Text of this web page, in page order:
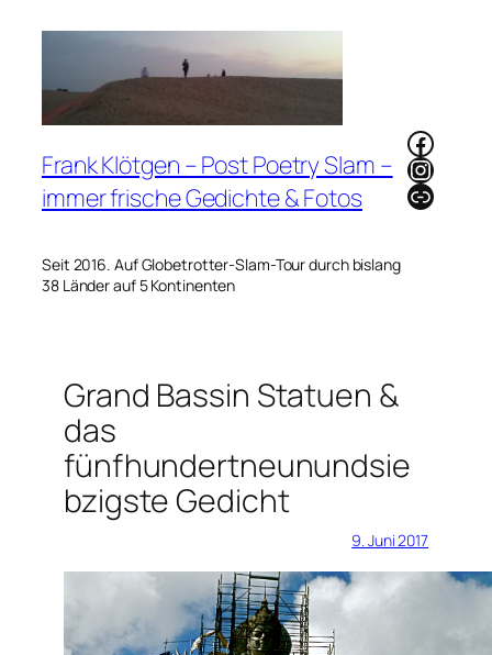
Frank Klötgen – Post Poetry Slam –
immer frische Gedichte & Fotos
Seit 2016. Auf Globetrotter-Slam-Tour durch bislang
38 Länder auf 5 Kontinenten
Link
Grand Bassin Statuen &
das
fünfhundertneunundsie
bzigste Gedicht
9. Juni 2017